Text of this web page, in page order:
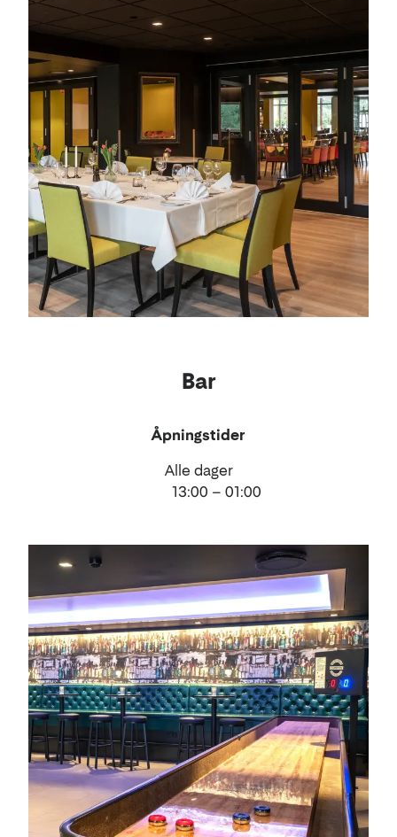
Bar
Åpningstider
Alle dager
13:00 – 01:00